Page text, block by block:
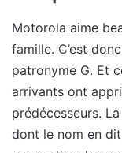
Motorola aime
famille. C’est
patronyme G. Et
arrivants ont
prédécesseurs.
dont le nom en